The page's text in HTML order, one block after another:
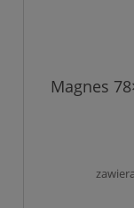
Magnes